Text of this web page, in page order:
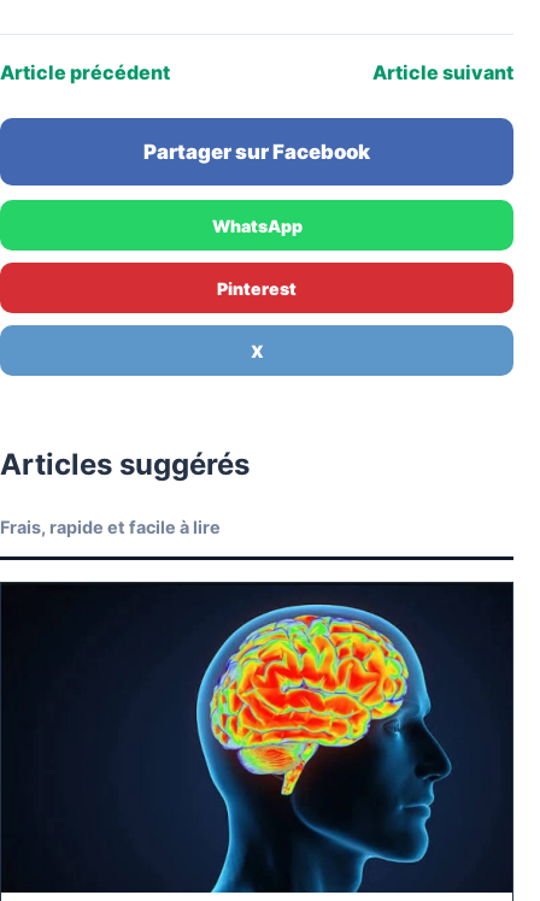
Article précédent Article suivant
Partager sur Facebook
WhatsApp
Pinterest
X
Articles suggérés
Frais, rapide et facile à lire